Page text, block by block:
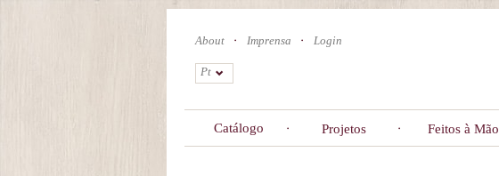
About Imprensa Login
Pt
Catálogo Projetos Feitos à Mão